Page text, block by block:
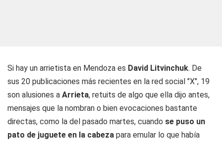
Si hay un arrietista en Mendoza es David Litvinchuk. De
sus 20 publicaciones más recientes en la red social "X", 19
son alusiones a Arrieta, retuits de algo que ella dijo antes,
mensajes que la nombran o bien evocaciones bastante
directas, como la del pasado martes, cuando se puso un
pato de juguete en la cabeza para emular lo que había